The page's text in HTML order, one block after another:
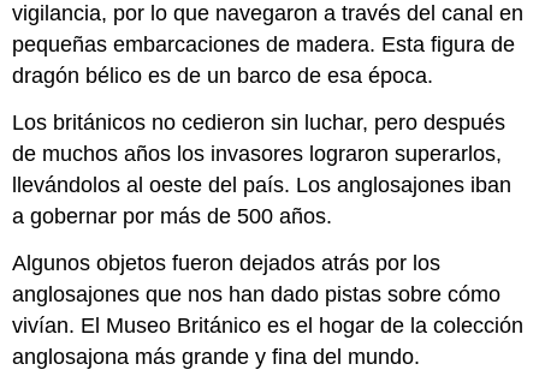
aprendizaje:
Entierro
de
Sutton
Hoo
Sutton
Imágenes
Smarthistory
para
la
enseñanza
y
vigilancia, por lo que navegaron a través del canal en
pequeñas embarcaciones de madera. Esta figura de
dragón bélico es de un barco de esa época.
Los británicos no cedieron sin luchar, pero después
de muchos años los invasores lograron superarlos,
llevándolos al oeste del país. Los anglosajones iban
a gobernar por más de 500 años.
Algunos objetos fueron dejados atrás por los
anglosajones que nos han dado pistas sobre cómo
vivían. El Museo Británico es el hogar de la colección
anglosajona más grande y fina del mundo.